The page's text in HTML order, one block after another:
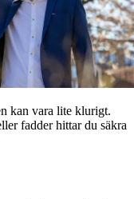
kan vara lite klurigt.
fadder hittar du säkra